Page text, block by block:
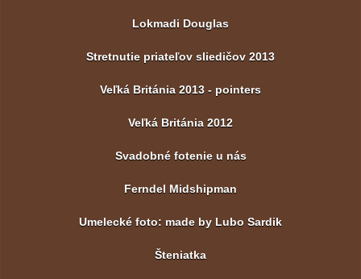
Lokmadi Douglas
Stretnutie priateľov sliedičov 2013
Veľká Británia 2013 - pointers
Veľká Británia 2012
Svadobné fotenie u nás
Ferndel Midshipman
Umelecké foto: made by Lubo Sardik
Šteniatka